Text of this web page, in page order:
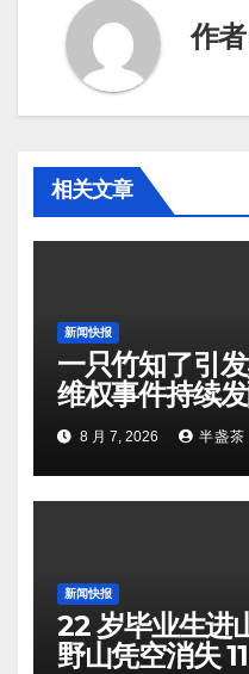
作者
相关文章
新闻快报
一只竹知了引
维权事件持续
8 月 7, 2026 半盏茶
新闻快报
22 岁毕业生进
野山凭空消失